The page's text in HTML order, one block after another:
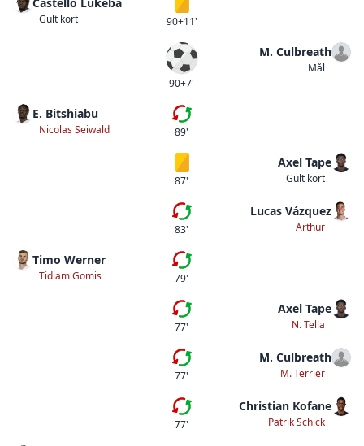
Gult kort
Gult kort
90+11'
Mål
90+7'
M. Culbreath
Mål
E. Bitshiabu
Nicolas Seiwald
Fjärde bytet
89'
Gult kort
87'
Axel Tape
Gult kort
Femte bytet
83'
Lucas Vázquez
Arthur
Timo Werner
Tidiam Gomis
Tredje bytet
79'
Fjärde bytet
77'
Axel Tape
N. Tella
Tredje bytet
77'
M. Culbreath
M. Terrier
Andra bytet
77'
Christian Kofane
Patrik Schick